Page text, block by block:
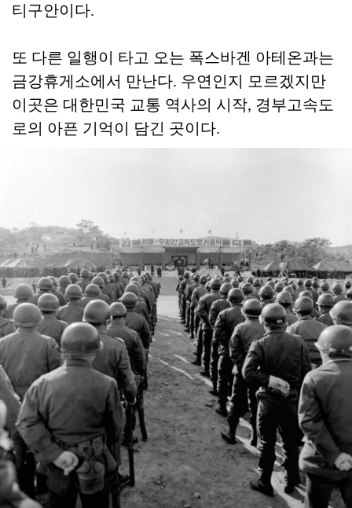
티구안이다.
또 다른 일행이 타고 오는 폭스바겐 아테온과는
금강휴게소에서 만난다. 우연인지 모르겠지만
이곳은 대한민국 교통 역사의 시작, 경부고속도
로의 아픈 기억이 담긴 곳이다.